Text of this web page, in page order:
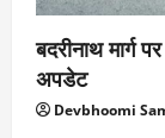
बदरीनाथ मार्ग
अपडेट
Devbhoomi